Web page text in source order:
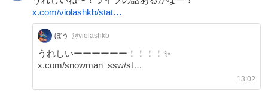
x.com/violashkb/stat…
ぼう @violashkb
うれしいーーーーーー！！！！✨
x.com/snowman_ssw/st…
13:02